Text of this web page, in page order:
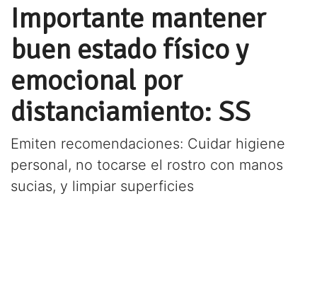
Importante mantener
buen estado físico y
emocional por
distanciamiento: SS
Emiten recomendaciones: Cuidar higiene
personal, no tocarse el rostro con manos
sucias, y limpiar superficies